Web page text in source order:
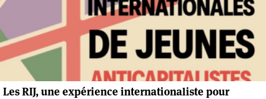
Les RIJ, une expérience internationaliste pour